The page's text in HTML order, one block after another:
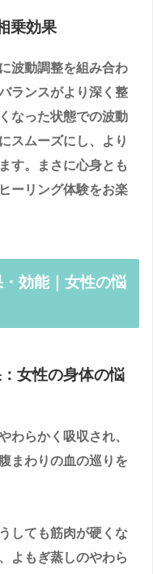
乗効果
波動調整を組み合わ
ランスがより深く整
なった状態での波動
スムーズにし、より
す。まさに心身とも
ーリング体験をお楽
効能｜女性の悩
女性の身体の悩
わらかく吸収され、
まわりの血の巡りを
しても筋肉が硬くな
よもぎ蒸しのやわら